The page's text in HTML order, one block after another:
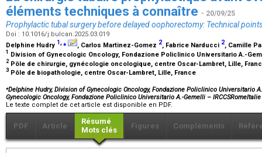
éléments techniques à connaître - 20/09/25
Prophylactic tubal surgery before delayed oophorectomy: Technical
Doi : 10.1016/j.bulcan.2025.03.019
Delphine Hudry 1,⁎ , Carlos Martinez-Gomez 2, Fabrice Narducci 2, Camille
1 Division of Gynecologic Oncology, Fondazione Policlinico Universitario A.-
2 Pôle de chirurgie, gynécologie oncologique, centre Oscar-Lambret, Lille,
3 Pôle de biopathologie, centre Oscar-Lambret, Lille, France
⁎Delphine Hudry, Division of Gynecologic Oncology, Fondazione Policlinico Universitario
Gynecologic Oncology, Fondazione Policlinico Universitario A.-Gemelli – IRCCSRomeItalie
Le texte complet de cet article est disponible en PDF.
PDF Article
Résumé
Mots clés
Figures Compléments